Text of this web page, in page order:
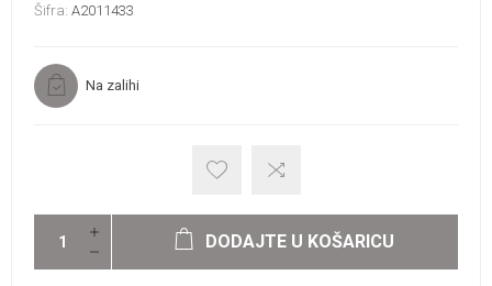
Šifra: A2011433
Na zalihi
DODAJTE U KOŠARICU